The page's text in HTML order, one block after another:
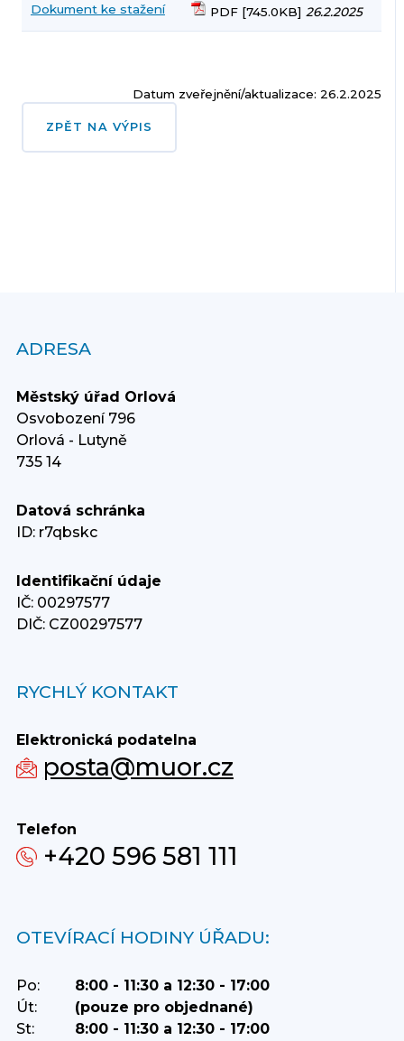
Dokument ke stažení PDF [745.0KB] 26.2.2025
Datum zveřejnění/aktualizace: 26.2.2025
ZPĚT NA VÝPIS
ADRESA
Městský úřad Orlová
Osvobození 796
Orlová - Lutyně
735 14
Datová schránka
ID: r7qbskc
Identifikační údaje
IČ: 00297577
DIČ: CZ00297577
RYCHLÝ KONTAKT
Elektronická podatelna
posta@muor.cz
Telefon
+420 596 581 111
OTEVÍRACÍ HODINY ÚŘADU:
Po:
8:00 - 11:30 a 12:30 - 17:00
Út:
(pouze pro objednané)
St:
8:00 - 11:30 a 12:30 - 17:00